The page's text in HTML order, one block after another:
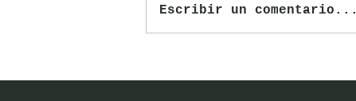
los XXXVI Premios CIPA hasta
Escribir un comentario...